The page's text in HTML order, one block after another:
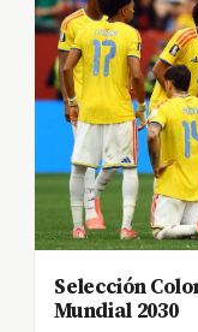
Selección
Mundial 2030